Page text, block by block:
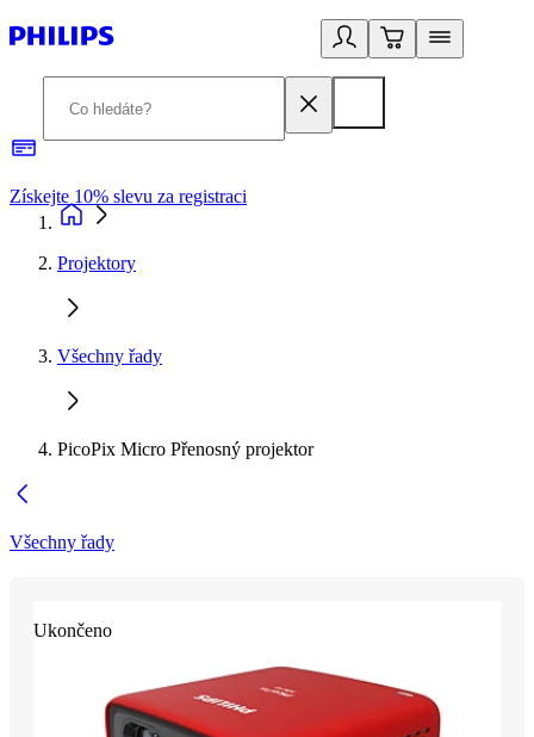
Získejte 10% slevu za registraci
Projektory
Všechny řady
PicoPix Micro Přenosný projektor
Všechny řady
Ukončeno